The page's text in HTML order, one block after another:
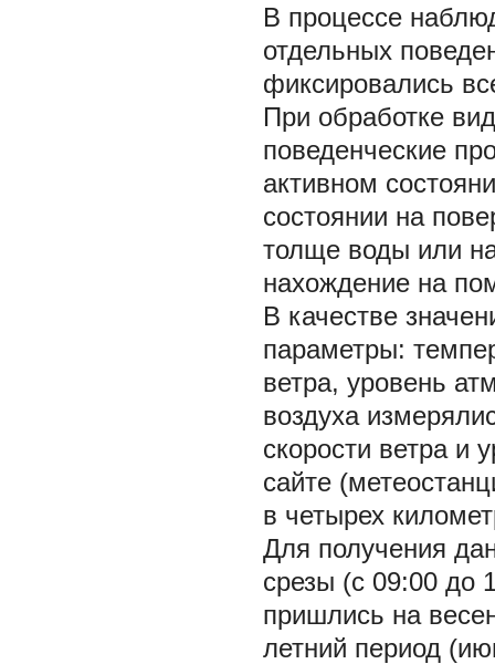
В процессе
отдельных
фиксировались
При обработке
поведенческие
активном
состоянии на
толще воды или
нахождение на
В качестве
параметры:
ветра, уровень
воздуха
скорости ветра и
сайте
в четырех
Для получения
срезы (с 09:00 до
пришлись на
летний период